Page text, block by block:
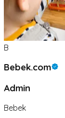
B
Bebek.com
Admin
Bebek